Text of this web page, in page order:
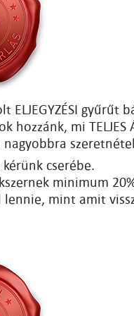
ELJEGYZÉSI gyűrűt
hozzánk, mi TELJES
cserébe.
minimum
lennie, mint amit